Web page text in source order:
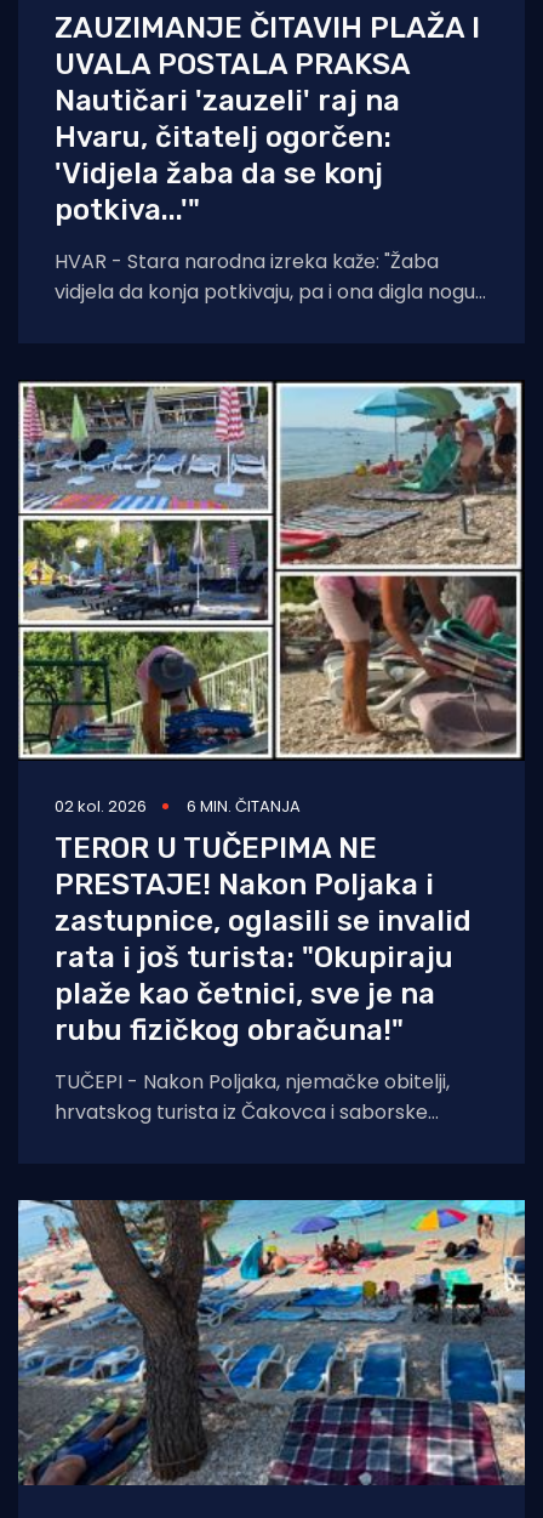
ZAUZIMANJE ČITAVIH PLAŽA I
UVALA POSTALA PRAKSA
Nautičari 'zauzeli' raj na
Hvaru, čitatelj ogorčen:
'Vidjela žaba da se konj
potkiva...'"
HVAR - Stara narodna izreka kaže: "Žaba
vidjela da konja potkivaju, pa i ona digla nogu."
02 kol. 2026 6 MIN. ČITANJA
TEROR U TUČEPIMA NE
PRESTAJE! Nakon Poljaka i
zastupnice, oglasili se invalid
rata i još turista: "Okupiraju
plaže kao četnici, sve je na
rubu fizičkog obračuna!"
TUČEPI - Nakon Poljaka, njemačke obitelji,
hrvatskog turista iz Čakovca i saborske